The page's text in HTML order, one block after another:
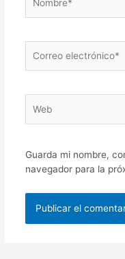
electrónico*
Guarda mi nombre,
navegador para la